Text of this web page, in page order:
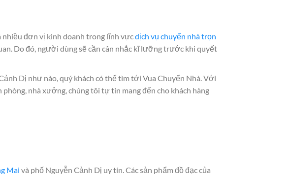
nhiều đơn vị kinh doanh trong lĩnh vựcdịch vụ chuyển nhà trọn
Do đó, người dùng sẽ cần cân nhắc kĩ lưỡng trước khi quyết
Dị như nào, quý khách có thể tìm tới Vua Chuyển Nhà. Với
nhà xưởng, chúng tôi tự tin mang đến cho khách hàng
Mai và phố Nguyễn Cảnh Dị uy tín. Các sản phẩm đồ đạc của